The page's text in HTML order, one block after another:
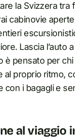
la Svizzera tra
cabinovie
Lascia l’auto
è pensato per
al proprio ritmo,
con i bagagli e
al viaggio